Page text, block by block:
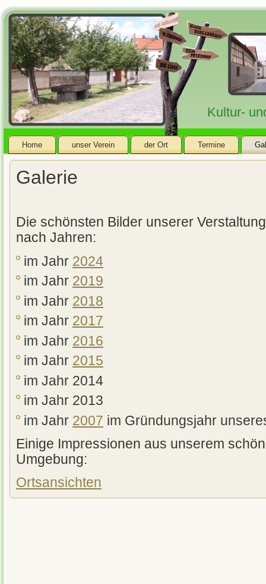
Kultur-
Home unser Verein der Ort Termine
Galerie
Die schönsten Bilder unserer
nach Jahren:
im Jahr 2024
im Jahr 2019
im Jahr 2018
im Jahr 2017
im Jahr 2016
im Jahr 2015
im Jahr 2014
im Jahr 2013
im Jahr 2007 im Gründungsjahr
Einige Impressionen aus unserem
Umgebung:
Ortsansichten